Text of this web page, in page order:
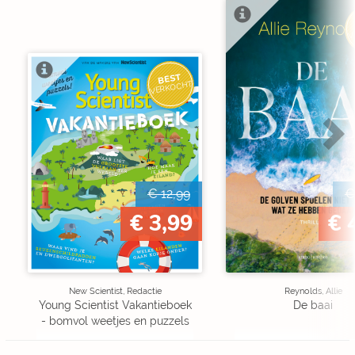
BEST
VERKOCHT
€ 12,99
€ 3,99
New Scientist, Redactie
Young Scientist Vakantieboek
- bomvol weetjes en puzzels
€
€
Reynolds, Allie
De baai